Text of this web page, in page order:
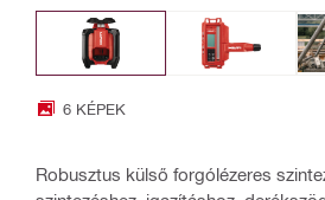
6 KÉPEK
Robusztus külső forgólézeres